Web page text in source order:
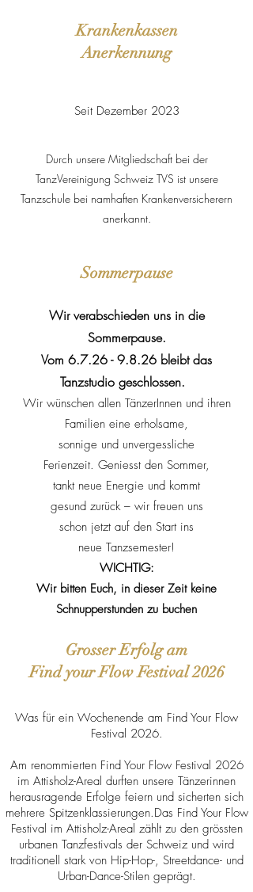
Krankenkassen
Anerkennung
Seit Dezember 2023
Durch unsere Mitgliedschaft bei der
TanzVereinigung Schweiz TVS ist unsere
Tanzschule bei namhaften Krankenversicherern
anerkannt.
Sommerpause
Wir verabschieden uns in die
Sommerpause.
Vom 6.7.26 - 9.8.26 bleibt das
Tanzstudio geschlossen.
Wir wünschen allen TänzerInnen und ihren
Familien eine erholsame,
sonnige und unvergessliche
Ferienzeit. Geniesst den Sommer,
tankt neue Energie und kommt
gesund zurück – wir freuen uns
schon jetzt auf den Start ins
neue Tanzsemester!
WICHTIG:
Wir bitten Euch, in dieser Zeit keine
Schnupperstunden zu buchen
Grosser Erfolg am
Find your Flow Festival 2026
Was für ein Wochenende am Find Your Flow
Festival 2026.
Am renommierten Find Your Flow Festival 2026
im Attisholz-Areal durften unsere Tänzerinnen
herausragende Erfolge feiern und sicherten sich
mehrere Spitzenklassierungen.Das Find Your Flow
Festival im Attisholz-Areal zählt zu den grössten
urbanen Tanzfestivals der Schweiz und wird
traditionell stark von Hip-Hop-, Streetdance- und
Urban-Dance-Stilen geprägt.